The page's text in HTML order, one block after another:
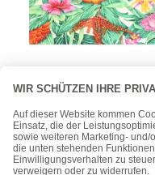
Baumwollstoff –
Patchworkstoff –
Blumen, Pflanzen